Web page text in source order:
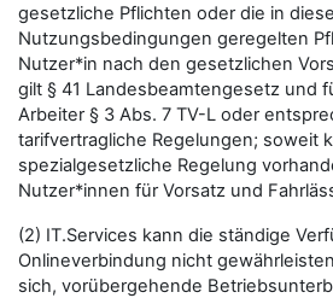
gesetzliche Pflichten oder die in
Nutzungsbedingungen geregelten
Nutzer*in nach den gesetzlichen
gilt § 41 Landesbeamtengesetz und
Arbeiter § 3 Abs. 7 TV-L oder
tarifvertragliche Regelungen; soweit
spezialgesetzliche Regelung
Nutzer*innen für Vorsatz und
(2) IT.Services kann die ständige
Onlineverbindung nicht
sich, vorübergehende